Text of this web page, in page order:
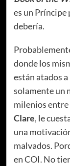
es un Príncipe
debería.
donde los
están atados
solamente un
milenios entre
Clare, le
una
malvados.
en COI. No